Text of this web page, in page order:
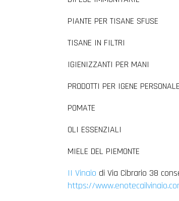
PIANTE PER TISANE SFUSE
TISANE IN FILTRI
IGIENIZZANTI PER MANI
PRODOTTI PER IGENE PERSONALE
POMATE
OLI ESSENZIALI
MIELE DEL PIEMONTE
II Vinaio di Via Cibrario 38
https://